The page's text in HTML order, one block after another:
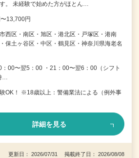
。 未経験で始めた方がほとん…
13,700円
西区・南区・旭区・港北区・戸塚区・港南
保土ヶ谷区・中区・鶴見区・神奈川県海老名
：00〜翌5：00 ・21：00〜翌6：00（シフト
…
OK！ ※18歳以上：警備業法による（例外事
詳細を見る
更新日： 2026/07/31 掲載終了日： 2026/08/08